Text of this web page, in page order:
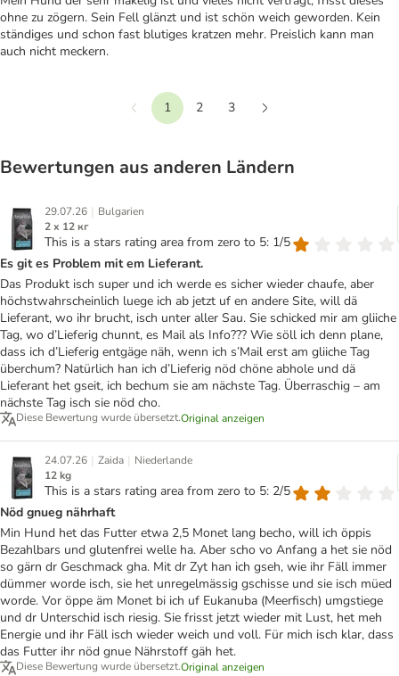
ohne zu zögern. Sein Fell glänzt und ist schön weich geworden. Kein
ständiges und schon fast blutiges kratzen mehr. Preislich kann man
auch nicht meckern.
Vorherige
1 2
3
Bewertungen aus anderen Ländern
29.07.26 | Bulgarien
2 x 12 кг
This is a stars rating area from zero to 5: 1/5
Es git es Problem mit em Lieferant.
Das Produkt isch super und ich werde es sicher wieder chaufe, aber
höchstwahrscheinlich luege ich ab jetzt uf en andere Site, will dä
Lieferant, wo ihr brucht, isch unter aller Sau. Sie schicked mir am gliiche
Tag, wo d’Lieferig chunnt, es Mail als Info??? Wie söll ich denn plane,
dass ich d’Lieferig entgäge näh, wenn ich s’Mail erst am gliiche Tag
überchum? Natürlich han ich d’Lieferig nöd chöne abhole und dä
Lieferant het gseit, ich bechum sie am nächste Tag. Überraschig – am
nächste Tag isch sie nöd cho.
Diese Bewertung wurde übersetzt.Original anzeigen
24.07.26 | Zaida | Niederlande
12 kg
This is a stars rating area from zero to 5: 2/5
Nöd gnueg nährhaft
Min Hund het das Futter etwa 2,5 Monet lang becho, will ich öppis
Bezahlbars und glutenfrei welle ha. Aber scho vo Anfang a het sie nöd
so gärn dr Geschmack gha. Mit dr Zyt han ich gseh, wie ihr Fäll immer
dümmer worde isch, sie het unregelmässig gschisse und sie isch müed
worde. Vor öppe äm Monet bi ich uf Eukanuba (Meerfisch) umgstiege
und dr Unterschid isch riesig. Sie frisst jetzt wieder mit Lust, het meh
Energie und ihr Fäll isch wieder weich und voll. Für mich isch klar, dass
das Futter ihr nöd gnue Nährstoff gäh het.
Diese Bewertung wurde übersetzt.Original anzeigen